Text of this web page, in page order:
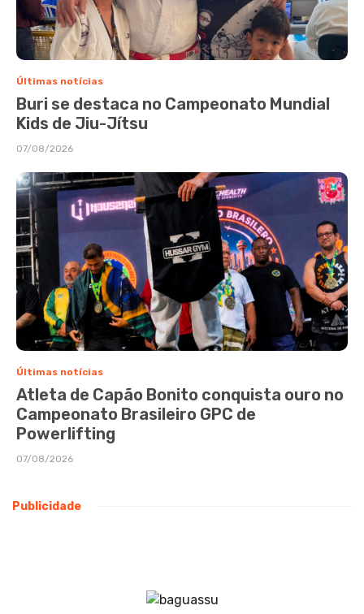
Últimas notícias
Buri se destaca no Campeonato Mundial
Kids de Jiu-Jítsu
07/08/2026
Últimas notícias
Atleta de Capão Bonito conquista ouro no
Campeonato Brasileiro GPC de
Powerlifting
07/08/2026
Publicidade